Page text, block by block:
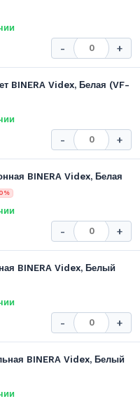
- +
BINERA Videx, Белая (VF-
- +
BINERA Videx, Белая
- +
BINERA Videx, Белый
- +
BINERA Videx, Белый